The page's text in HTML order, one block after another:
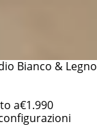
Bianco & Legno
a€1.990